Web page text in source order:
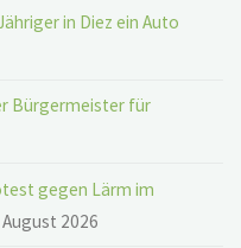
in Diez ein Auto
Bürgermeister für
gegen Lärm im
August 2026